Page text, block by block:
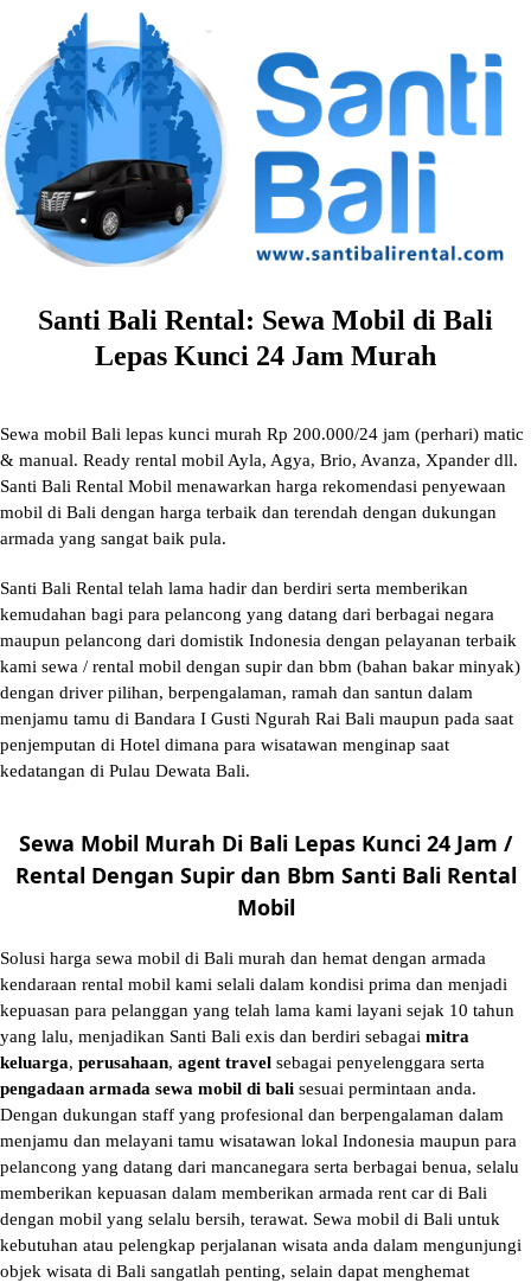
content
Santi Bali Rental: Sewa Mobil di Bali
Lepas Kunci 24 Jam Murah
Sewa mobil Bali lepas kunci murah Rp 200.000/24 jam (perhari) matic
& manual. Ready rental mobil Ayla, Agya, Brio, Avanza, Xpander dll.
Santi Bali Rental Mobil menawarkan harga rekomendasi penyewaan
mobil di Bali dengan harga terbaik dan terendah dengan dukungan
armada yang sangat baik pula.
Santi Bali Rental telah lama hadir dan berdiri serta memberikan
kemudahan bagi para pelancong yang datang dari berbagai negara
maupun pelancong dari domistik Indonesia dengan pelayanan terbaik
kami sewa / rental mobil dengan supir dan bbm (bahan bakar minyak)
dengan driver pilihan, berpengalaman, ramah dan santun dalam
menjamu tamu di Bandara I Gusti Ngurah Rai Bali maupun pada saat
penjemputan di Hotel dimana para wisatawan menginap saat
kedatangan di Pulau Dewata Bali.
Sewa Mobil Murah Di Bali Lepas Kunci 24 Jam /
Rental Dengan Supir dan Bbm Santi Bali Rental
Mobil
Solusi harga sewa mobil di Bali murah dan hemat dengan armada
kendaraan rental mobil kami selali dalam kondisi prima dan menjadi
kepuasan para pelanggan yang telah lama kami layani sejak 10 tahun
yang lalu, menjadikan Santi Bali exis dan berdiri sebagai mitra
keluarga, perusahaan, agent travel sebagai penyelenggara serta
pengadaan armada sewa mobil di bali sesuai permintaan anda.
Dengan dukungan staff yang profesional dan berpengalaman dalam
menjamu dan melayani tamu wisatawan lokal Indonesia maupun para
pelancong yang datang dari mancanegara serta berbagai benua, selalu
memberikan kepuasan dalam memberikan armada rent car di Bali
dengan mobil yang selalu bersih, terawat. Sewa mobil di Bali untuk
kebutuhan atau pelengkap perjalanan wisata anda dalam mengunjungi
objek wisata di Bali sangatlah penting, selain dapat menghemat